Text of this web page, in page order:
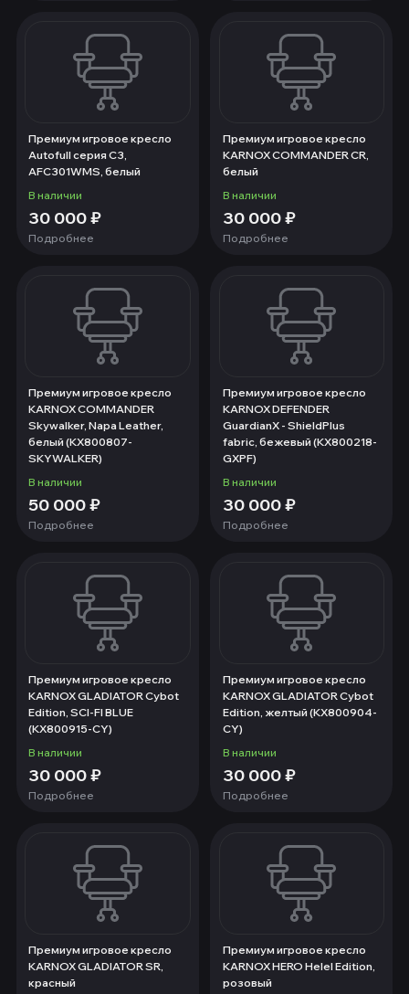
Премиум игровое кресло
Autofull серия C3,
AFC301WMS, белый
В наличии
30 000₽
Подробнее
Премиум игровое кресло
KARNOX COMMANDER CR,
белый
В наличии
30 000₽
Подробнее
Премиум игровое кресло
KARNOX COMMANDER
Skywalker, Napa Leather,
белый (KX800807-
SKYWALKER)
В наличии
50 000₽
Подробнее
Премиум игровое кресло
KARNOX DEFENDER
GuardianX - ShieldPlus
fabric, бежевый (KX800218-
GXPF)
В наличии
30 000₽
Подробнее
Премиум игровое кресло
KARNOX GLADIATOR Cybot
Edition, SCI-FI BLUE
(KX800915-CY)
В наличии
30 000₽
Подробнее
Премиум игровое кресло
KARNOX GLADIATOR Cybot
Edition, желтый (KX800904-
CY)
В наличии
30 000₽
Подробнее
Премиум игровое кресло
KARNOX GLADIATOR SR,
красный
Премиум игровое кресло
KARNOX HERO Helel Edition,
розовый